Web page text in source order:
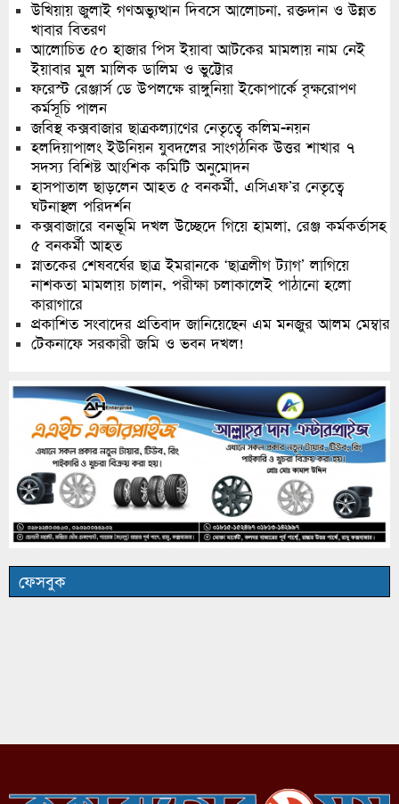
উখিয়ায় জুলাই গণঅভ্যুত্থান দিবসে আলোচনা, রক্তদান ও উন্নত
খাবার বিতরণ
আলোচিত ৫০ হাজার পিস ইয়াবা আটকের মামলায় নাম নেই
ইয়াবার মুল মালিক ডালিম ও ভুট্টোর
ফরেস্ট রেঞ্জার্স ডে উপলক্ষে রাঙ্গুনিয়া ইকোপার্কে বৃক্ষরোপণ
কর্মসূচি পালন
জবিস্থ কক্সবাজার ছাত্রকল্যাণের নেতৃত্বে কলিম-নয়ন
হলদিয়াপালং ইউনিয়ন যুবদলের সাংগঠনিক উত্তর শাখার ৭
সদস্য বিশিষ্ট আংশিক কমিটি অনুমোদন
হাসপাতাল ছাড়লেন আহত ৫ বনকর্মী, এসিএফ’র নেতৃত্বে
ঘটনাস্থল পরিদর্শন
কক্সবাজারে বনভূমি দখল উচ্ছেদে গিয়ে হামলা, রেঞ্জ কর্মকর্তাসহ
৫ বনকর্মী আহত
স্নাতকের শেষবর্ষের ছাত্র ইমরানকে ‘ছাত্রলীগ ট্যাগ’ লাগিয়ে
নাশকতা মামলায় চালান, পরীক্ষা চলাকালেই পাঠানো হলো
কারাগারে
প্রকাশিত সংবাদের প্রতিবাদ জানিয়েছেন এম মনজুর আলম মেম্বার
টেকনাফে সরকারী জমি ও ভবন দখল!
ফেসবুক